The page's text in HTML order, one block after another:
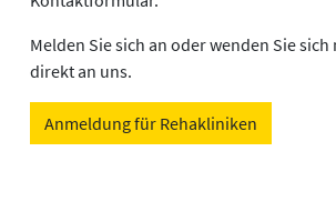
Melden Sie sich an oder wenden Sie
direkt an uns.
Anmeldung für Rehakliniken